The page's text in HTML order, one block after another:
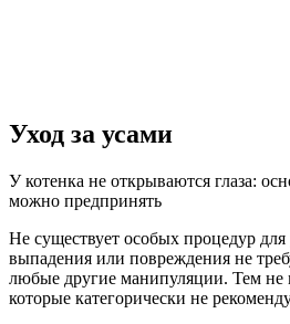
Уход за усами
У котенка не открываются глаза:
можно предпринять
Не существует особых процедур
выпадения или повреждения не
любые другие манипуляции. Тем не
которые категорически не